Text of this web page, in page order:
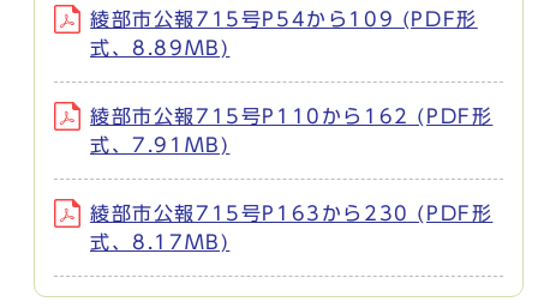
綾部市公報715号P54から109 (PDF形
式、8.89MB)
綾部市公報715号P110から162 (PDF形
式、7.91MB)
綾部市公報715号P163から230 (PDF形
式、8.17MB)